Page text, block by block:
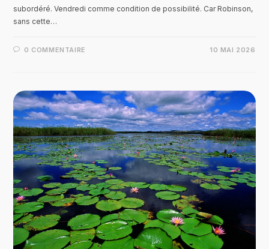
subordéré. Vendredi comme condition de possibilité. Car Robinson,
sans cette…
0 COMMENTAIRE 10 MAI 2026